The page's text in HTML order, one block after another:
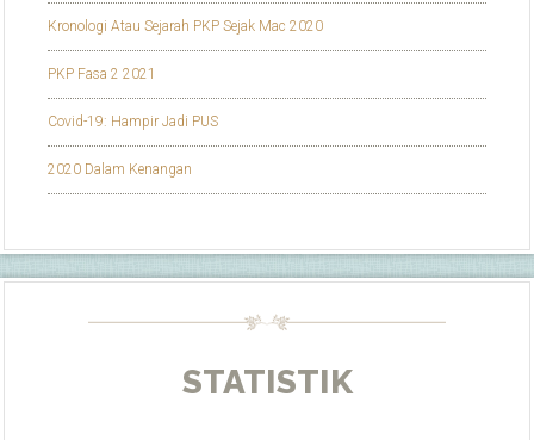
Kronologi Atau Sejarah PKP Sejak Mac 2020
PKP Fasa 2 2021
Covid-19: Hampir Jadi PUS
2020 Dalam Kenangan
STATISTIK